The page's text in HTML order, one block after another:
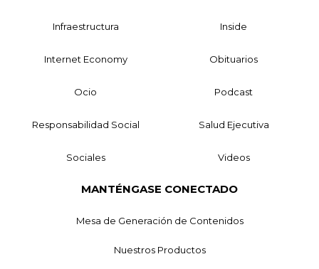
Infraestructura Inside
Internet Economy Obituarios
Ocio Podcast
Responsabilidad Social Salud Ejecutiva
Sociales Videos
MANTÉNGASE CONECTADO
Mesa de Generación de Contenidos
Nuestros Productos